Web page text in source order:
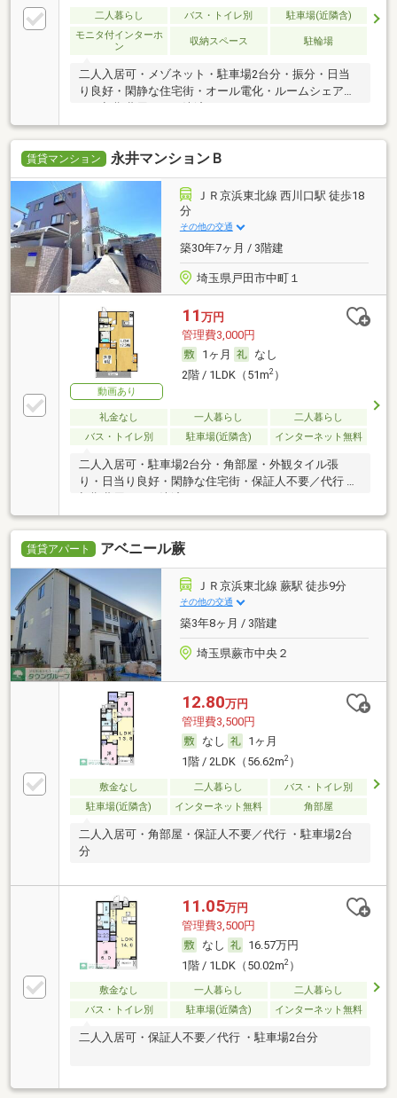
二人暮らし バス・トイレ別
駐車場(近隣含)
モニタ付インターホ
ン
収納スペース 駐輪場
二人入居可・メゾネット・駐車場2台分・振分・日当
り良好・閑静な住宅街・オール電化・ルームシェア
賃貸マンション 永井マンションＢ
ＪＲ京浜東北線 西川口駅 徒歩18
分
その他の交通
築30年7ヶ月 / 3階建
埼玉県戸田市中町１
動画あり
11 万円
管理費3,000円
1ヶ月
なし
2階 / 1LDK（51m2）
礼金なし 一人暮らし
二人暮らし
バス・トイレ別
駐車場(近隣含) インターネット無料
二人入居可・駐車場2台分・角部屋・外観タイル張
り・日当り良好・閑静な住宅街・保証人不要／代行 ・
賃貸アパート アベニール蕨
ＪＲ京浜東北線 蕨駅 徒歩9分
その他の交通
築3年8ヶ月 / 3階建
埼玉県蕨市中央２
12.80万円
管理費3,500円
なし
1ヶ月
1階 / 2LDK（56.62m2）
敷金なし 二人暮らし
バス・トイレ別
駐車場(近隣含)
インターネット無料 角部屋
二人入居可・角部屋・保証人不要／代行 ・駐車場2台
分
11.05万円
管理費3,500円
なし
16.57万円
1階 / 1LDK（50.02m2）
敷金なし 一人暮らし
二人暮らし
バス・トイレ別
駐車場(近隣含) インターネット無料
二人入居可・保証人不要／代行 ・駐車場2台分